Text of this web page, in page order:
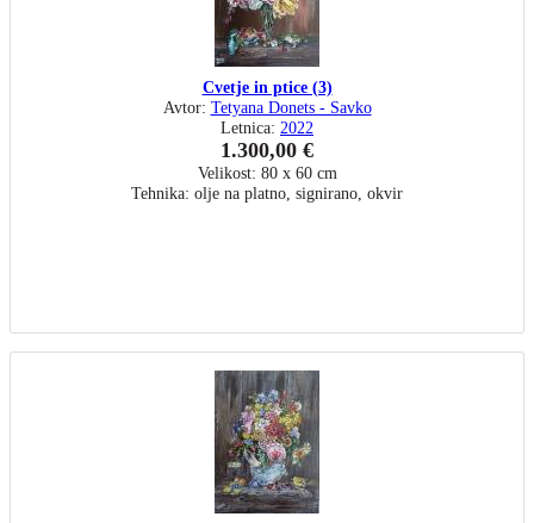
Cvetje in ptice (3)
Avtor: Tetyana Donets - Savko
Letnica: 2022
1.300,00 €
Velikost: 80 x 60 cm
Tehnika: olje na platno, signirano, okvir